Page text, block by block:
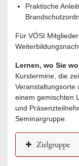
Praktische
Für VÖSI
Lernen, wo Sie
Kurstermine, die
Veranstaltungsorte
einem gemischten
und
Seminargruppe.
Zielgruppe